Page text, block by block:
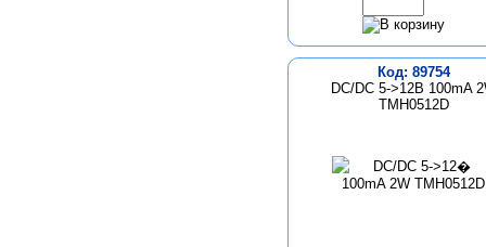
Код: 89754
DC/DC 5->12В 100mA
TMH0512D